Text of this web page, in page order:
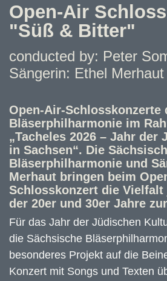
Open-Air
"Süß & Bitter"
conducted by: Peter
Sängerin: Ethel
Open-Air-Schlosskonzerte
Bläserphilharmonie im
„Tacheles 2026 – Jahr der
in Sachsen“. Die
Bläserphilharmonie und
Merhaut bringen beim
Schlosskonzert die
der 20er und 30er Jahre
Für das Jahr der Jüdischen
die Sächsische
besonderes Projekt auf die
Konzert mit Songs und Texten